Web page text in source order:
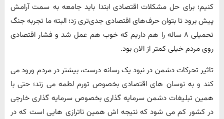
کنیم؛ برای حل مشکلات اقتصادی ابتدا باید جامعه به سمت آرامش
پیش برود تا بتوان حرف‌های اقتصادی جدی‌تری زد؛ البته ما تجربه جنگ
تحمیلی ۸ ساله را هم داریم که خوب هم عمل شد و فشار اقتصادی
روی مردم خیلی کمتر از الان بود.
تاثیر تحرکات دشمن در نبود یک رسانه درست، بیشتر در مردم ورود می
کند و به نوسان های اقتصادی بخصوص تورم لطمه می زند؛ حتی با
همین تبلیغات دشمن سرمایه گذاری بخصوص سرمایه گذاری خارجی
در کشور کم می شود که نتیجه اش همین ناترازی هایی است که در